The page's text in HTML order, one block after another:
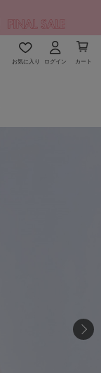
お気に入り ログイン カート